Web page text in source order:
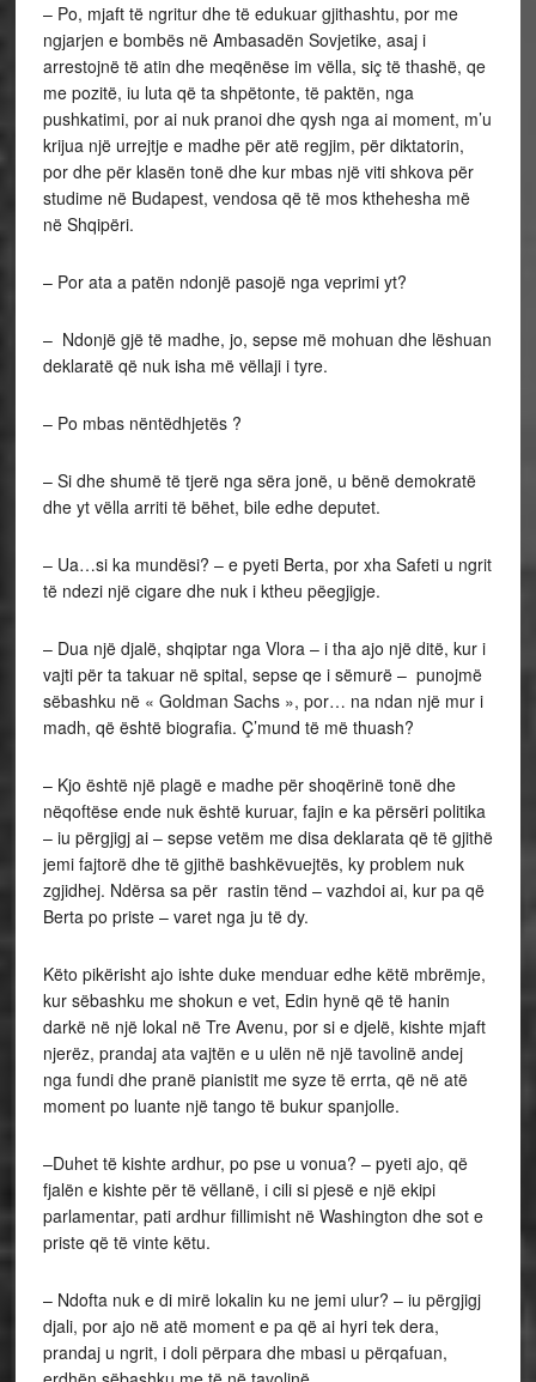
– Po, mjaft të ngritur dhe të edukuar gjithashtu, por me
ngjarjen e bombës në Ambasadën Sovjetike, asaj i
arrestojnë të atin dhe meqënëse im vëlla, siç të thashë, qe
me pozitë, iu luta që ta shpëtonte, të paktën, nga
pushkatimi, por ai nuk pranoi dhe qysh nga ai moment, m’u
krijua një urrejtje e madhe për atë regjim, për diktatorin,
por dhe për klasën tonë dhe kur mbas një viti shkova për
studime në Budapest, vendosa që të mos kthehesha më
në Shqipëri.
– Por ata a patën ndonjë pasojë nga veprimi yt?
– Ndonjë gjë të madhe, jo, sepse më mohuan dhe lëshuan
deklaratë që nuk isha më vëllaji i tyre.
– Po mbas nëntëdhjetës ?
– Si dhe shumë të tjerë nga sëra jonë, u bënë demokratë
dhe yt vëlla arriti të bëhet, bile edhe deputet.
– Ua…si ka mundësi? – e pyeti Berta, por xha Safeti u ngrit
të ndezi një cigare dhe nuk i ktheu pëegjigje.
– Dua një djalë, shqiptar nga Vlora – i tha ajo një ditë, kur i
vajti për ta takuar në spital, sepse qe i sëmurë – punojmë
sëbashku në « Goldman Sachs », por… na ndan një mur i
madh, që është biografia. Ç’mund të më thuash?
– Kjo është një plagë e madhe për shoqërinë tonë dhe
nëqoftëse ende nuk është kuruar, fajin e ka përsëri politika
– iu përgjigj ai – sepse vetëm me disa deklarata që të gjithë
jemi fajtorë dhe të gjithë bashkëvuejtës, ky problem nuk
zgjidhej. Ndërsa sa për rastin tënd – vazhdoi ai, kur pa që
Berta po priste – varet nga ju të dy.
Këto pikërisht ajo ishte duke menduar edhe këtë mbrëmje,
kur sëbashku me shokun e vet, Edin hynë që të hanin
darkë në një lokal në Tre Avenu, por si e djelë, kishte mjaft
njerëz, prandaj ata vajtën e u ulën në një tavolinë andej
nga fundi dhe pranë pianistit me syze të errta, që në atë
moment po luante një tango të bukur spanjolle.
–Duhet të kishte ardhur, po pse u vonua? – pyeti ajo, që
fjalën e kishte për të vëllanë, i cili si pjesë e një ekipi
parlamentar, pati ardhur fillimisht në Washington dhe sot e
priste që të vinte këtu.
– Ndofta nuk e di mirë lokalin ku ne jemi ulur? – iu përgjigj
djali, por ajo në atë moment e pa që ai hyri tek dera,
prandaj u ngrit, i doli përpara dhe mbasi u përqafuan,